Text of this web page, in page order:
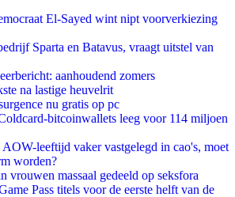
El-Sayed wint nipt voorverkiezing
Sparta en Batavus, vraagt uitstel van
aanhoudend zomers
na lastige heuvelrit
nu gratis op pc
bitcoinwallets leeg voor 114 miljoen
leeftijd vaker vastgelegd in cao's, moet
worden?
vrouwen massaal gedeeld op seksfora
Pass titels voor de eerste helft van de